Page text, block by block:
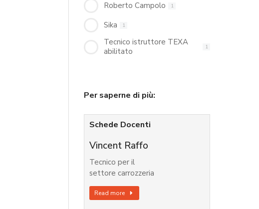
Roberto Campolo 1
Sika 1
Tecnico istruttore TEXA
abilitato
1
Per saperne di più:
Schede Docenti
Vincent Raffo
Tecnico per il
settore carrozzeria
Read more